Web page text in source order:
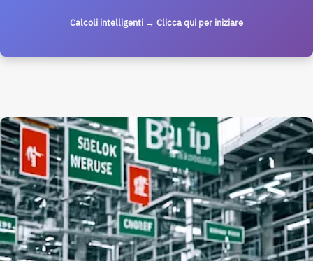
Calcoli intelligenti → Clicca qui per iniziare